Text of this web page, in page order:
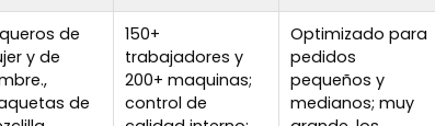
de
y de
de
150+
trabajadores y
200+ maquinas;
control de
Optimizado para
pedidos
pequeños y
medianos; muy